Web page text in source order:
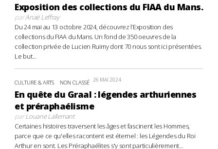
Exposition des collections du FIAA du Mans.
parAnaë Leffray
Du 24 mai au 13 octobre 2024, découvrez l’Exposition des
collections du FIAA du Mans. Un fond de 350 oeuvres de la
collection privée de Lucien Ruimy dont 70 nous sont ici présentées.
Le but...
CULTURE & ARTS NON CLASSÉ 26 MAI 2024
En quête du Graal : légendes arthuriennes
et préraphaélisme
parLouane Lallemant
Certaines histoires traversent les âges et fascinent les Hommes,
parce que ce qu'elles racontent est éternel : les Légendes du Roi
Arthur en sont. Les Préraphaélites s'y sont particulièrement...